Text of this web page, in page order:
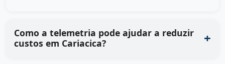
Como a telemetria pode ajudar a reduzir
custos em Cariacica?